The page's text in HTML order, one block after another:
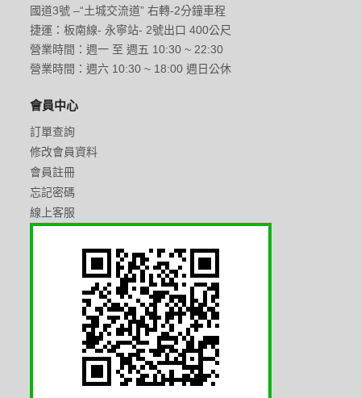
國道3號 –“土城交流道” 右轉-2分鐘車程
捷運：板南線- 永寧站- 2號出口 400公尺
營業時間：週一 至 週五 10:30 ~ 22:30
營業時間：週六 10:30 ~ 18:00 週日公休
會員中心
訂單查詢
修改會員資料
會員註冊
忘記密碼
線上客服